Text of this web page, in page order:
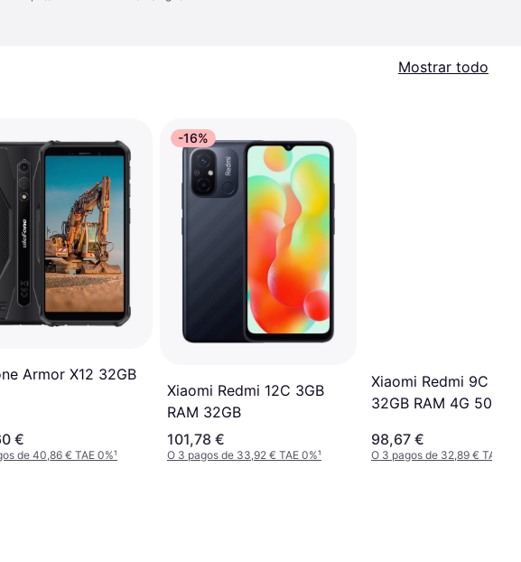
Mostrar todo
Armor X12 32GB
€
de 40,86 € TAE 0%¹
-16%
Xiaomi Redmi 12C 3GB
RAM 32GB
101,78 €
O 3 pagos de 33,92 € TAE 0%¹
Xiaomi Redmi 9C
32GB RAM 4G 5000
98,67 €
O 3 pagos de 32,89 € TAE 0%